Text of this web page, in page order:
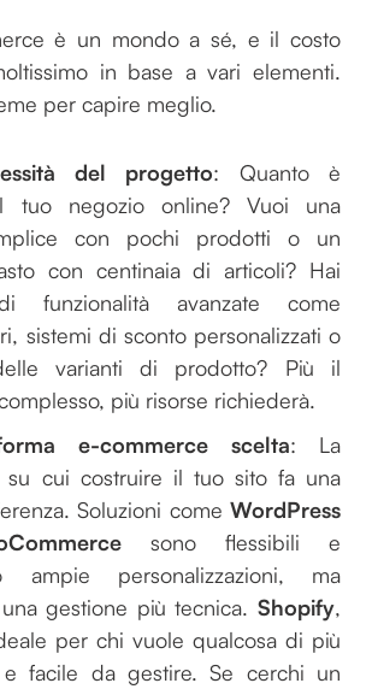
è un mondo a sé, e il costo
in base a vari elementi.
per capire meglio.
del progetto: Quanto è
tuo negozio online? Vuoi una
con pochi prodotti o un
con centinaia di articoli? Hai
funzionalità avanzate come
sistemi di sconto personalizzati o
varianti di prodotto? Più il
più risorse richiederà.
e-commerce scelta: La
su cui costruire il tuo sito fa una
Soluzioni come WordPress
sono flessibili e
ampie personalizzazioni, ma
gestione più tecnica. Shopify,
per chi vuole qualcosa di più
e facile da gestire. Se cerchi un